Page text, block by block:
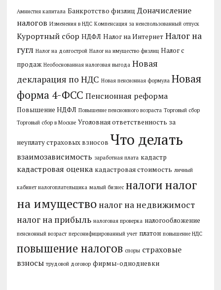
Амнистия капитала Банкротство физлиц Доначисление
налогов Изменения в НДС Компенсация за неиспользованный отпуск
Курортный сбор НДФЛ Налог на Интернет Налог на
гугл Налог на долгострой Налог на имущество физлиц Налог с
продаж Необоснованная налоговая выгода Новая
декларация по НДС Новая пенсионная формула Новая
форма 4-ФСС Пенсионная реформа
Повышение НДФЛ Повышение пенсионного возраста Торговый сбор
Торговый сбор в Москве Уголовная ответственность за
неуплату страховых взносов Что делать
взаимозависимость заработная плата кадастр
кадастровая оценка кадастровая стоимость личный
кабинет налогоплательщика малый бизнес налоги налог
на имущество налог на недвижимост
налог на прибыль налоговая проверка налогообложение
пенсионный возраст персонифицированный учет платон повышение НДС
повышение налогов споры страховые
взносы трудовой договор фирмы-однодневки